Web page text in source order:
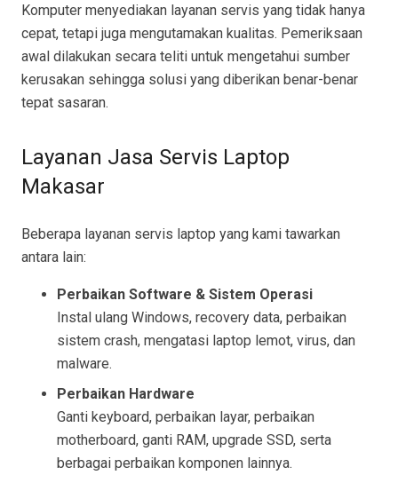
Komputer menyediakan layanan servis yang tidak hanya
cepat, tetapi juga mengutamakan kualitas. Pemeriksaan
awal dilakukan secara teliti untuk mengetahui sumber
kerusakan sehingga solusi yang diberikan benar-benar
tepat sasaran.
Layanan Jasa Servis Laptop
Makasar
Beberapa layanan servis laptop yang kami tawarkan
antara lain:
Perbaikan Software & Sistem Operasi
Instal ulang Windows, recovery data, perbaikan
sistem crash, mengatasi laptop lemot, virus, dan
malware.
Perbaikan Hardware
Ganti keyboard, perbaikan layar, perbaikan
motherboard, ganti RAM, upgrade SSD, serta
berbagai perbaikan komponen lainnya.